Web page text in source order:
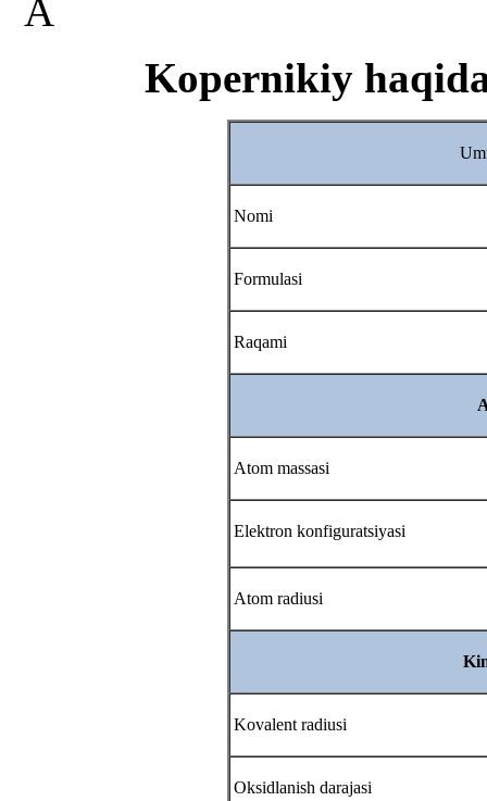
Â
Kopernikiy
Nomi
Formulasi
Raqami
Atom massasi
Elektron konfiguratsiyasi
Atom radiusi
Kovalent radiusi
Oksidlanish darajasi